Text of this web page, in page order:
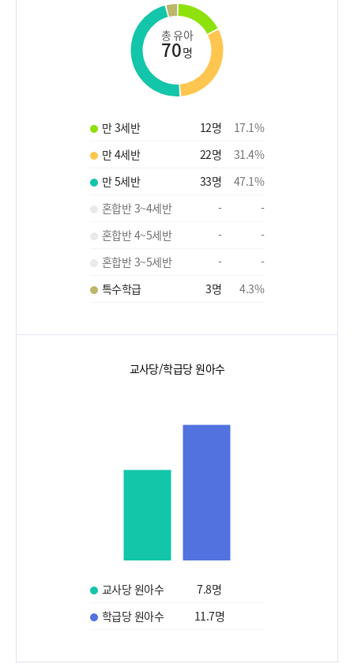
총 유아
70명
만 3세반 12명 17.1%
만 4세반
22명 31.4%
만 5세반
33명 47.1%
혼합반 3~4세반
-
-
혼합반 4~5세반
-
-
혼합반 3~5세반
-
-
특수학급
3명 4.3%
교사당/학급당 원아수
교사당 원아수 7.8명
학급당 원아수
11.7명